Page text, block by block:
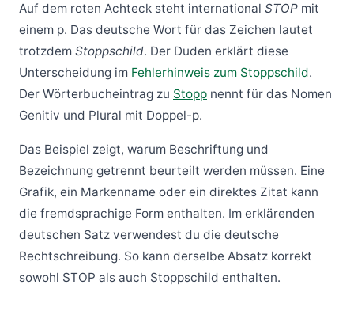
Auf dem roten Achteck steht international STOP mit
einem p. Das deutsche Wort für das Zeichen lautet
trotzdem Stoppschild. Der Duden erklärt diese
Unterscheidung im Fehlerhinweis zum Stoppschild.
Der Wörterbucheintrag zu Stopp nennt für das Nomen
Genitiv und Plural mit Doppel-p.
Das Beispiel zeigt, warum Beschriftung und
Bezeichnung getrennt beurteilt werden müssen. Eine
Grafik, ein Markenname oder ein direktes Zitat kann
die fremdsprachige Form enthalten. Im erklärenden
deutschen Satz verwendest du die deutsche
Rechtschreibung. So kann derselbe Absatz korrekt
sowohl STOP als auch Stoppschild enthalten.